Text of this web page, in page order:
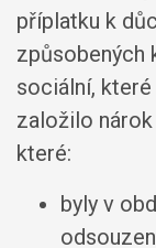
příplatku k
způsobených
sociální, které
založilo
které:
byly v